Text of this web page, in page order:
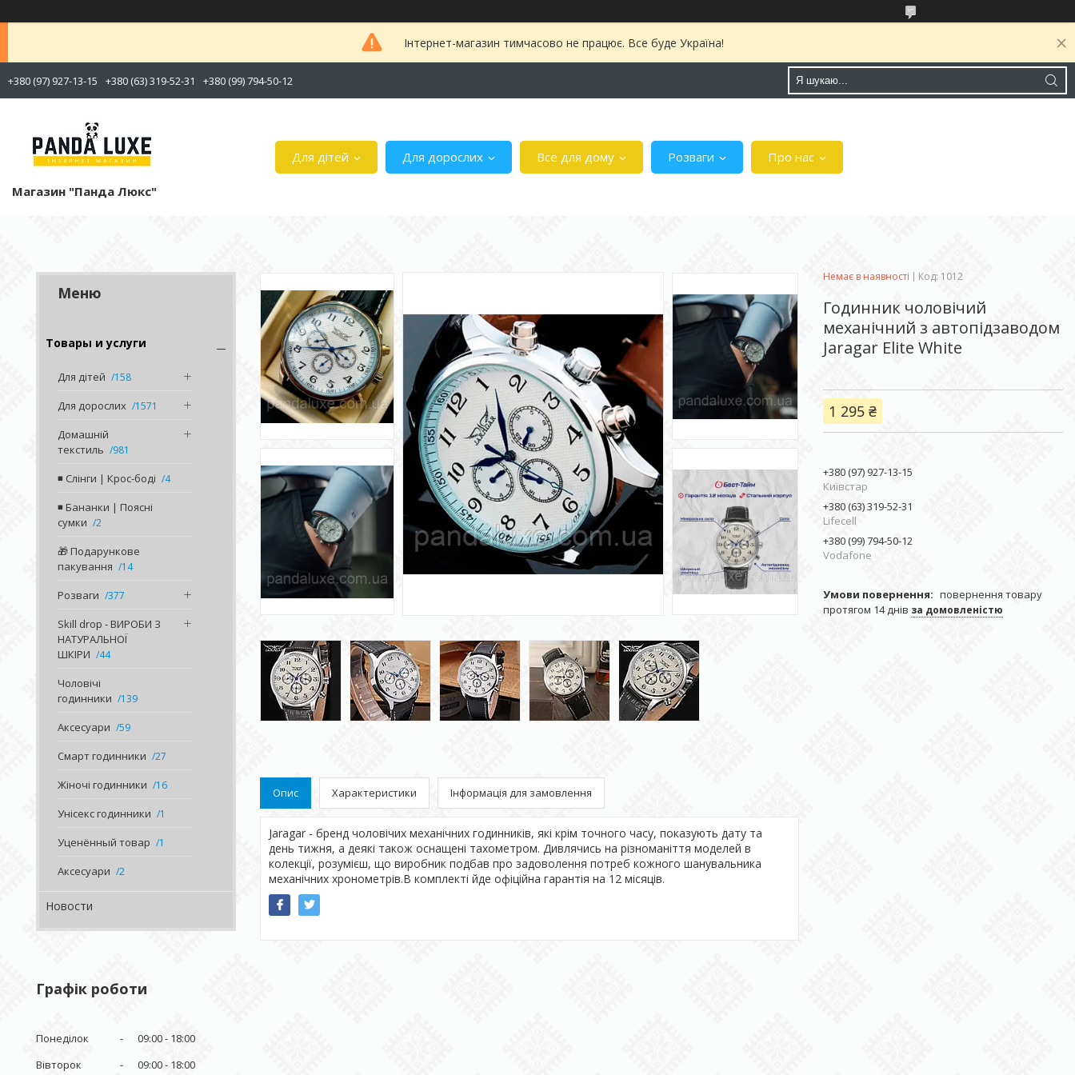
Інтернет-магазин тимчасово не працює. Все буде Україна!
+380 (97) 927-13-15 +380 (63) 319-52-31 +380 (99) 794-50-12
Магазин "Панда Люкс"
Для дітей Для дорослих Все для дому Розваги Про нас
Товары и услуги
Для дітей 158
Для дорослих 1571
Домашній
текстиль
981
◾️ Слінги | Крос-боді 4
◾️ Бананки | Поясні
сумки
2
🎁 Подарункове
пакування
14
Розваги 377
Skill drop - ВИРОБИ З
НАТУРАЛЬНОЇ
ШКІРИ
44
Чоловічі
годинники
139
Аксесуари 59
Смарт годинники 27
Жіночі годинники 16
Унісекс годинники 1
Уценённый товар 1
Аксесуари 2
Новости
Графік роботи
Понеділок 09:00
18:00
Вівторок
09:00 18:00
Опис Характеристики Інформація для замовлення
Jaragar - бренд чоловічих механічних годинників, які крім точного часу, показують дату та
день тижня, а деякі також оснащені тахометром. Дивлячись на різноманіття моделей в
колекції, розумієш, що виробник подбав про задоволення потреб кожного шанувальника
механічних хронометрів.В комплекті йде офіційна гарантія на 12 місяців.
Немає в наявності Код: 1012
Годинник чоловічий
механічний з автопідзаводом
Jaragar Elite White
1 295 ₴
+380 (97) 927-13-15
Київстар
+380 (63) 319-52-31
Lifecell
+380 (99) 794-50-12
Vodafone
повернення товару
протягом 14 днів за домовленістю